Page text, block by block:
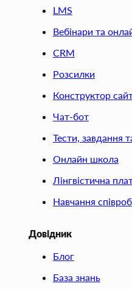
LMS
Вебінари та
CRM
Розсилки
Конструктор
Чат-бот
Тести, завдання
Онлайн школа
Лінгвістична
Навчання
Довідник
Блог
База знань